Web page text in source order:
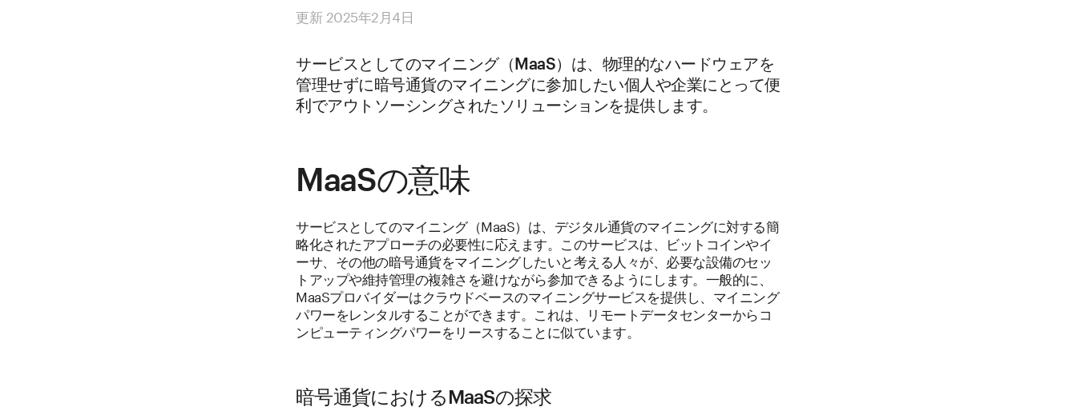
更新 2025年2月4日
サービスとしてのマイニング（MaaS）は、物理的なハードウェアを
管理せずに暗号通貨のマイニングに参加したい個人や企業にとって便
利でアウトソーシングされたソリューションを提供します。
MaaSの意味
サービスとしてのマイニング（MaaS）は、デジタル通貨のマイニングに対する簡
略化されたアプローチの必要性に応えます。このサービスは、ビットコインやイ
ーサ、その他の暗号通貨をマイニングしたいと考える人々が、必要な設備のセッ
トアップや維持管理の複雑さを避けながら参加できるようにします。一般的に、
MaaSプロバイダーはクラウドベースのマイニングサービスを提供し、マイニング
パワーをレンタルすることができます。これは、リモートデータセンターからコ
ンピューティングパワーをリースすることに似ています。
暗号通貨におけるMaaSの探求